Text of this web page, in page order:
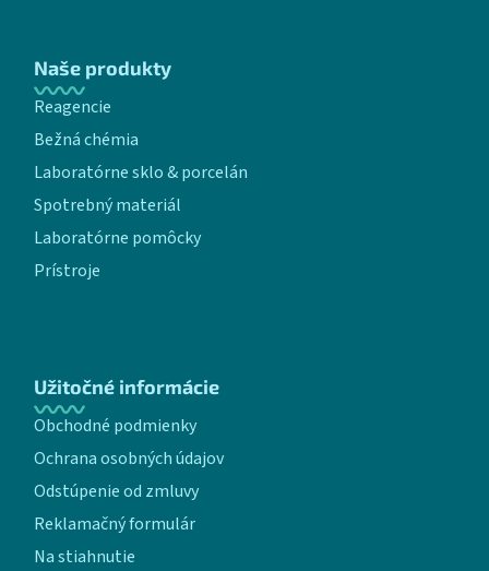
Naše produkty
Reagencie
Bežná chémia
Laboratórne sklo & porcelán
Spotrebný materiál
Laboratórne pomôcky
Prístroje
Užitočné informácie
Obchodné podmienky
Ochrana osobných údajov
Odstúpenie od zmluvy
Reklamačný formulár
Na stiahnutie